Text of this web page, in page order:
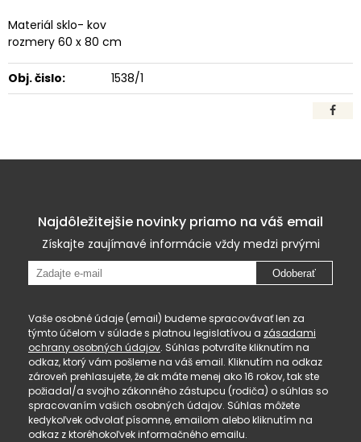
Materiál sklo- kov
rozmery 60 x 80 cm
Obj. čislo: 1538/1
Najdôležitejšie novinky priamo na váš email
Získajte zaujímavé informácie vždy medzi prvými
Odoberať
Vaše osobné údaje (email) budeme spracovávať len za
týmto účelom v súlade s platnou legislatívou a zásadami
ochrany osobných údajov. Súhlas potvrdíte kliknutím na
odkaz, ktorý vám pošleme na váš email. Kliknutím na odkaz
zároveň prehlasujete, že ak máte menej ako 16 rokov, tak ste
požiadal/a svojho zákonného zástupcu (rodiča) o súhlas so
spracovaním vašich osobných údajov. Súhlas môžete
kedykoľvek odvolať písomne, emailom alebo kliknutím na
odkaz z ktoréhokoľvek informačného emailu.